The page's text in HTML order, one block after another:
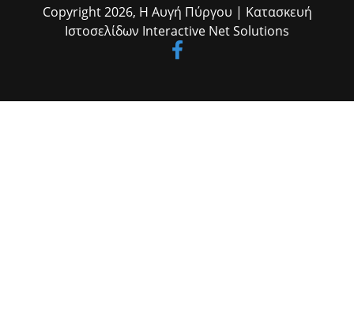
Copyright 2026, Η Αυγή Πύργου | Κατασκευή
Ιστοσελίδων Interactive Net Solutions